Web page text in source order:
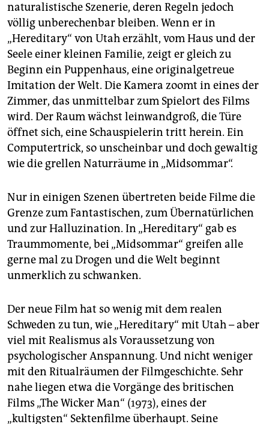
naturalistische Szenerie, deren Regeln jedoch
völlig unberechenbar bleiben. Wenn er in
„Hereditary“ von Utah erzählt, vom Haus und der
Seele einer kleinen Familie, zeigt er gleich zu
Beginn ein Puppenhaus, eine originalgetreue
Imitation der Welt. Die Kamera zoomt in eines der
Zimmer, das unmittelbar zum Spielort des Films
wird. Der Raum wächst leinwandgroß, die Türe
öffnet sich, eine Schauspielerin tritt herein. Ein
Computertrick, so unscheinbar und doch gewaltig
wie die grellen Naturräume in „Midsommar“.
Nur in einigen Szenen übertreten beide Filme die
Grenze zum Fantastischen, zum Übernatürlichen
und zur Halluzination. In „Hereditary“ gab es
Traummomente, bei „Midsommar“ greifen alle
gerne mal zu Drogen und die Welt beginnt
unmerklich zu schwanken.
Der neue Film hat so wenig mit dem realen
Schweden zu tun, wie „Hereditary“ mit Utah – aber
viel mit Realismus als Voraussetzung von
psychologischer Anspannung. Und nicht weniger
mit den Ritualräumen der Filmgeschichte. Sehr
nahe liegen etwa die Vorgänge des britischen
Films „The Wicker Man“ (1973), eines der
„kultigsten“ Sektenfilme überhaupt. Seine